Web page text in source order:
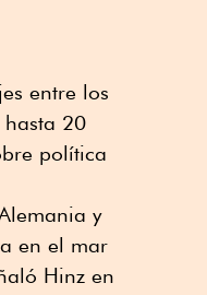
entre los
hasta 20
política
y
en el mar
Hinz en